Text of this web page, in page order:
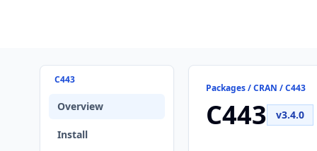
C443
Overview
Install
Packages / CRAN / C443
C443 v3.4.0